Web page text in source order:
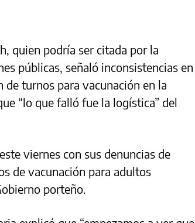
quien podría ser citada por la
públicas, señaló inconsistencias en
de turnos para vacunación en la
“lo que falló fue la logística” del
viernes con sus denuncias de
de vacunación para adultos
porteño.